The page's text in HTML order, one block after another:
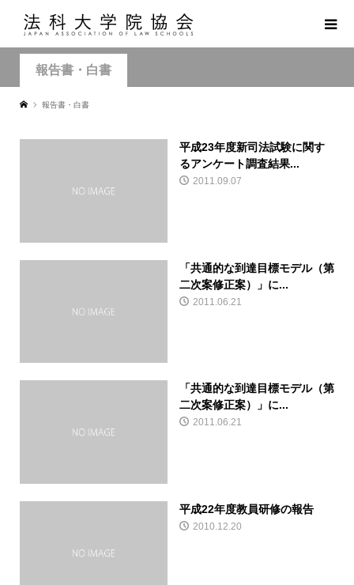
報告書・白書
報告書・白書
平成23年度新司法試験に関す
るアンケート調査結果...
2011.09.07
「共通的な到達目標モデル（第
二次案修正案）」に...
2011.06.21
「共通的な到達目標モデル（第
二次案修正案）」に...
2011.06.21
平成22年度教員研修の報告
2010.12.20